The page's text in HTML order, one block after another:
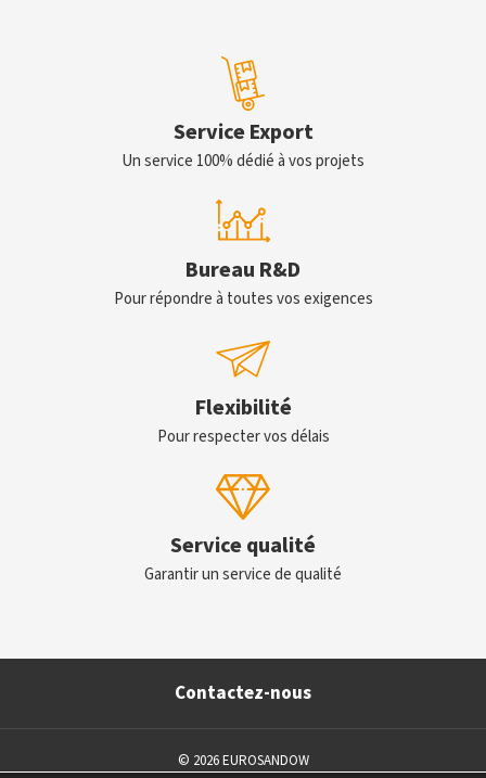
Service Export
Un service 100% dédié à vos projets
Bureau R&D
Pour répondre à toutes vos exigences
Flexibilité
Pour respecter vos délais
Service qualité
Garantir un service de qualité
Contactez-nous
© 2026 EUROSANDOW